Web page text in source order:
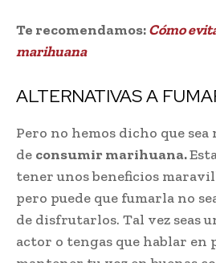
Te recomendamos:Cómo
marihuana
ALTERNATIVAS A
Pero no hemos dicho que
de consumir marihuana.
tener unos beneficios
pero puede que fumarla no
de disfrutarlos. Tal vez seas
actor o tengas que hablar en